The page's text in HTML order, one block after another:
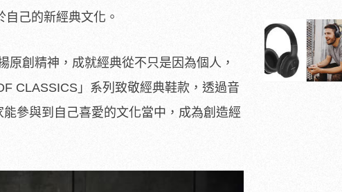
己的新經典文化。
創精神，成就經典從不只是因為個人，
CLASSICS」系列致敬經典鞋款，透過音
能參與到自己喜愛的文化當中，成為創造經